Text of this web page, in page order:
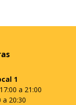
1
a 21:00
a 20:30